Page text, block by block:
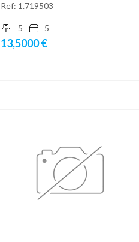
Ref: 1.719503
5 5
13,5000 €